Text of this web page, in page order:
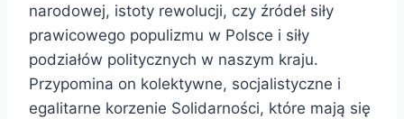
narodowej, istoty rewolucji, czy źródeł siły
prawicowego populizmu w Polsce i siły
podziałów politycznych w naszym kraju.
Przypomina on kolektywne, socjalistyczne i
egalitarne korzenie Solidarności, które mają się